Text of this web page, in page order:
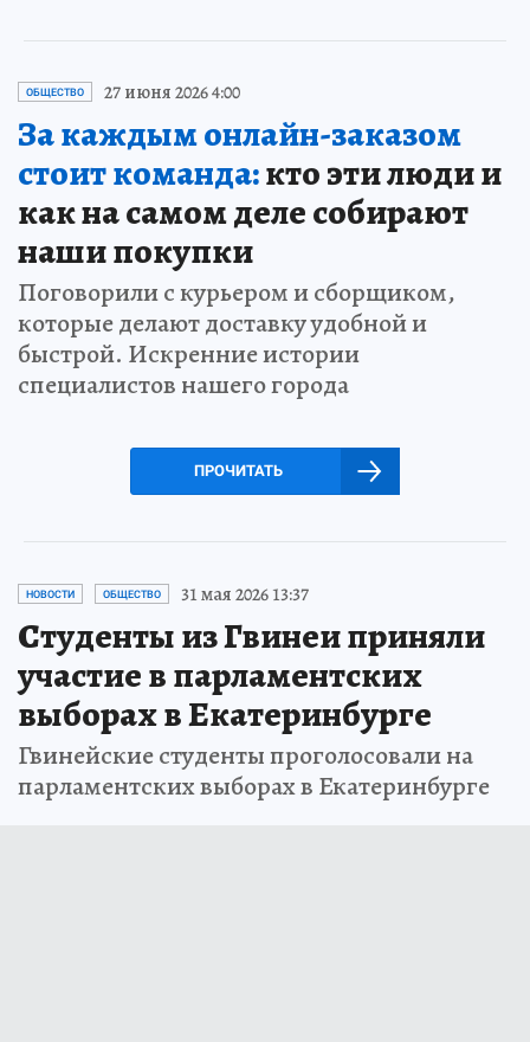
ОБЩЕСТВО 27 июня 2026 4:00
За каждым онлайн-заказом
стоит команда:кто эти люди и
как на самом деле собирают
наши покупки
Поговорили с курьером и сборщиком,
которые делают доставку удобной и
быстрой. Искренние истории
специалистов нашего города
ПРОЧИТАТЬ
НОВОСТИ ОБЩЕСТВО 31 мая 2026 13:37
Студенты из Гвинеи приняли
участие в парламентских
выборах в Екатеринбурге
Гвинейские студенты проголосовали на
парламентских выборах в Екатеринбурге